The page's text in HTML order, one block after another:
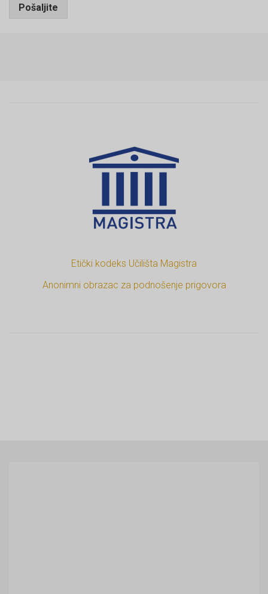
Pošaljite
Etički kodeks Učilišta Magistra
Anonimni obrazac za podnošenje prigovora